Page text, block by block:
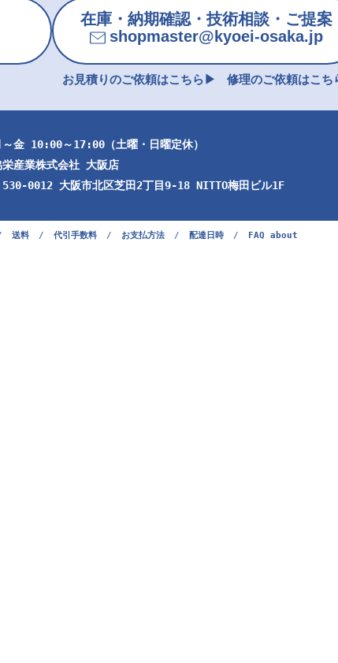
在庫・納期確認・技術相談・ご提案
shopmaster@kyoei-osaka.jp
お見積りのご依頼はこちら▶︎ 修理のご依頼はこ
～金 10:00～17:00（土曜・日曜定休）
栄産業株式会社 大阪店
530-0012 大阪市北区芝田2丁目9-18 NITTO梅田ビル1F
送料 / 代引手数料 / お支払方法 / 配達日時 /
FAQ about